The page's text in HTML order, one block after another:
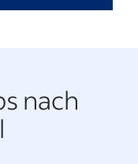
nach